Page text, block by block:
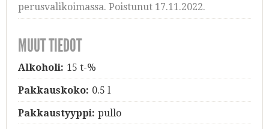
perusvalikoimassa. Poistunut 17.11.2022.
MUUT TIEDOT
Alkoholi: 15 t-%
Pakkauskoko: 0.5 l
Pakkaustyyppi: pullo